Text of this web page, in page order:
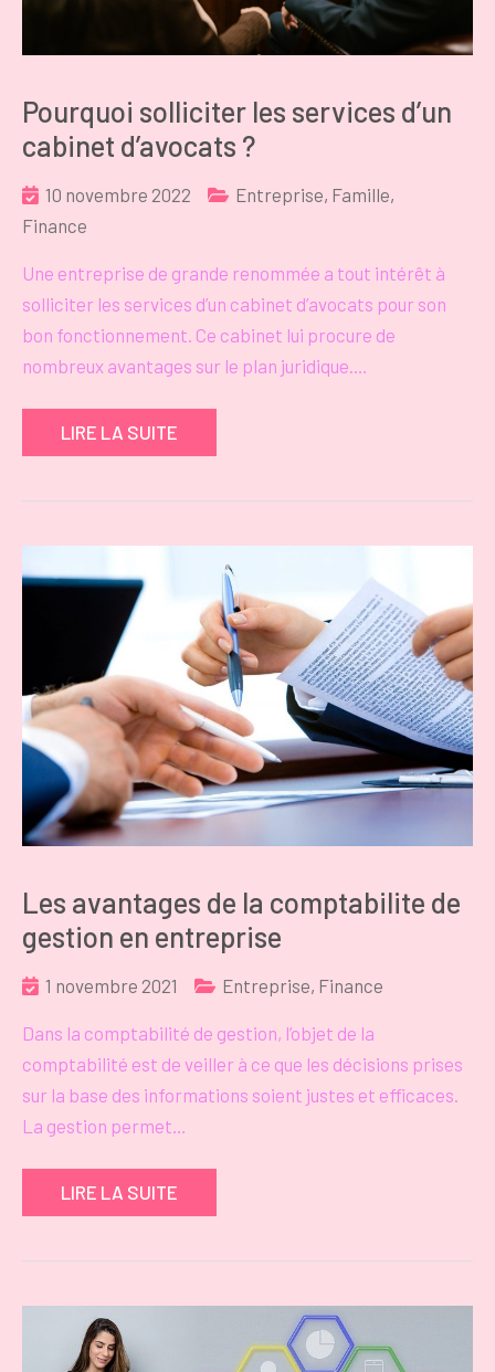
Pourquoi solliciter les services d’un
cabinet d’avocats ?
10 novembre 2022 Entreprise, Famille,
Finance
Une entreprise de grande renommée a tout intérêt à
solliciter les services d’un cabinet d’avocats pour son
bon fonctionnement. Ce cabinet lui procure de
nombreux avantages sur le plan juridique.…
LIRE LA SUITE
Les avantages de la comptabilite de
gestion en entreprise
1 novembre 2021 Entreprise, Finance
Dans la comptabilité de gestion, l’objet de la
comptabilité est de veiller à ce que les décisions prises
sur la base des informations soient justes et efficaces.
La gestion permet…
LIRE LA SUITE